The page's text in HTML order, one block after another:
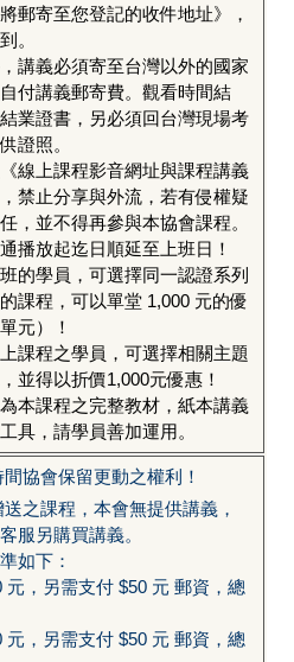
郵寄至您登記的收件地址》，
。
講義必須寄至台灣以外的國家
付講義郵寄費。觀看時間結
業證書，另必須回台灣現場考
證照。
線上課程影音網址與課程講義
禁止分享與外流，若有侵權疑
，並不得再參與本協會課程。
播放起迄日順延至上班日！
的學員，可選擇同一認證系列
課程，可以單堂 1,000 元的優
元）！
課程之學員，可選擇相關主題
並得以折價1,000元優惠！
本課程之完整教材，紙本講義
具，請學員善加運用。
協會保留更動之權利！
之課程，本會無提供講義，
服另購買講義。
如下：
，另需支付 $50 元 郵資，總
，另需支付 $50 元 郵資，總